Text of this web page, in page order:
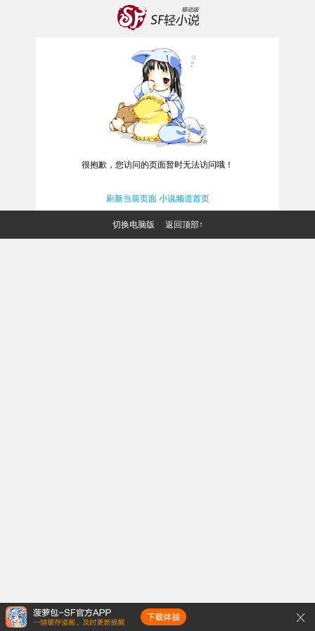
很抱歉，您访问的页面暂时无法访问哦！
刷新当前页面 小说频道首页
切换电脑版 返回顶部↑